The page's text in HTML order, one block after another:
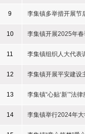
9 李集镇多举措开展节
10 李集镇开展2025年
11 李集镇组织人大代表
12 李集镇开展平安建设
13 李集镇“心贴‘新’”法
14 李集镇举行2024年